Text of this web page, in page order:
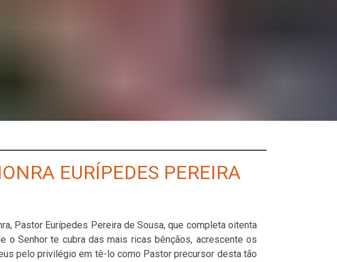
EURÍPEDES PEREIRA
Pastor Eurípedes Pereira de Sousa, que completa oitenta
o Senhor te cubra das mais ricas bênçãos, acrescente os
pelo privilégio em tê-lo como Pastor precursor desta tão